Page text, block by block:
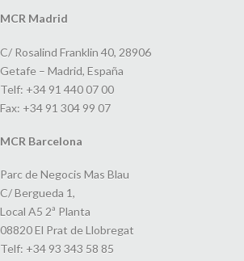
MCR Madrid
C/ Rosalind Franklin 40, 28906
Getafe – Madrid, España
Telf: +34 91 440 07 00
Fax: +34 91 304 99 07
MCR Barcelona
Parc de Negocis Mas Blau
C/ Bergueda 1,
Local A5 2ª Planta
08820 El Prat de Llobregat
Telf: +34 93 343 58 85